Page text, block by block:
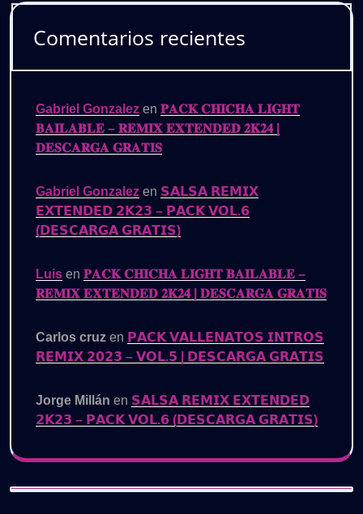
Comentarios recientes
Gabriel Gonzalez en 𝐏𝐀𝐂𝐊 𝐂𝐇𝐈𝐂𝐇𝐀 𝐋𝐈𝐆𝐇𝐓
𝐁𝐀𝐈𝐋𝐀𝐁𝐋𝐄 – 𝐑𝐄𝐌𝐈𝐗 𝐄𝐗𝐓𝐄𝐍𝐃𝐄𝐃 𝟐𝐊𝟐𝟒 |
𝐃𝐄𝐒𝐂𝐀𝐑𝐆𝐀 𝐆𝐑𝐀𝐓𝐈𝐒
Gabriel Gonzalez en 𝗦𝗔𝗟𝗦𝗔 𝗥𝗘𝗠𝗜𝗫
𝗘𝗫𝗧𝗘𝗡𝗗𝗘𝗗 𝟮𝗞𝟮𝟯 – 𝗣𝗔𝗖𝗞 𝗩𝗢𝗟.𝟲
(𝗗𝗘𝗦𝗖𝗔𝗥𝗚𝗔 𝗚𝗥𝗔𝗧𝗜𝗦)
Luis en 𝐏𝐀𝐂𝐊 𝐂𝐇𝐈𝐂𝐇𝐀 𝐋𝐈𝐆𝐇𝐓 𝐁𝐀𝐈𝐋𝐀𝐁𝐋𝐄 –
𝐑𝐄𝐌𝐈𝐗 𝐄𝐗𝐓𝐄𝐍𝐃𝐄𝐃 𝟐𝐊𝟐𝟒 | 𝐃𝐄𝐒𝐂𝐀𝐑𝐆𝐀 𝐆𝐑𝐀𝐓𝐈𝐒
Carlos cruz en 𝗣𝗔𝗖𝗞 𝗩𝗔𝗟𝗟𝗘𝗡𝗔𝗧𝗢𝗦 𝗜𝗡𝗧𝗥𝗢𝗦
𝗥𝗘𝗠𝗜𝗫 𝟮𝟬𝟮𝟯 – 𝗩𝗢𝗟.𝟱 | 𝗗𝗘𝗦𝗖𝗔𝗥𝗚𝗔 𝗚𝗥𝗔𝗧𝗜𝗦
Jorge Millán en 𝗦𝗔𝗟𝗦𝗔 𝗥𝗘𝗠𝗜𝗫 𝗘𝗫𝗧𝗘𝗡𝗗𝗘𝗗
𝟮𝗞𝟮𝟯 – 𝗣𝗔𝗖𝗞 𝗩𝗢𝗟.𝟲 (𝗗𝗘𝗦𝗖𝗔𝗥𝗚𝗔 𝗚𝗥𝗔𝗧𝗜𝗦)